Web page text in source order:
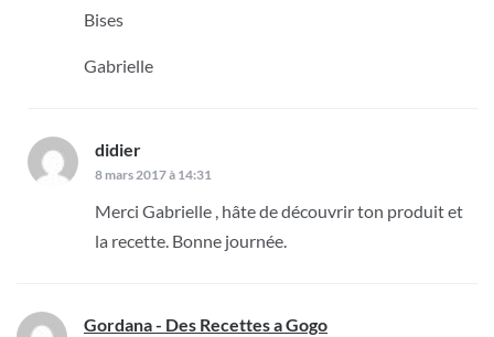
Bises
Gabrielle
didier
8 mars 2017 à 14:31
Merci Gabrielle , hâte de découvrir ton produit et
la recette. Bonne journée.
Gordana - Des Recettes a Gogo